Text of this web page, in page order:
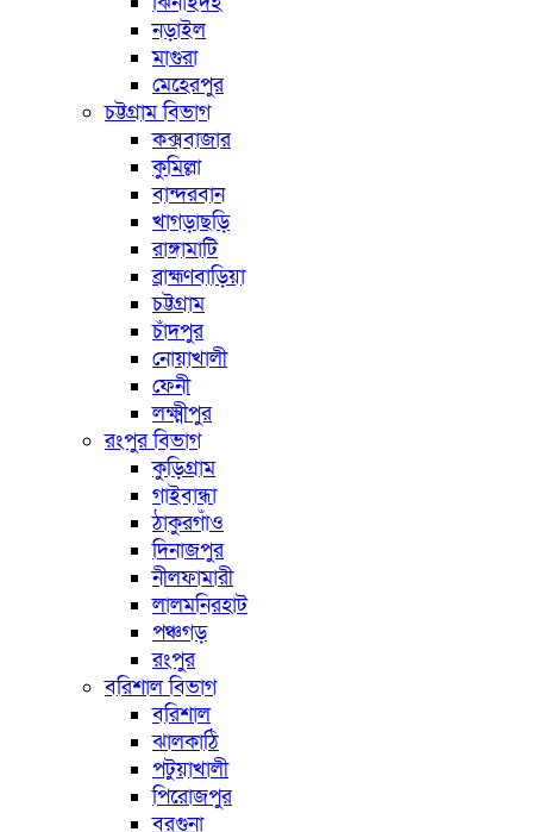
নড়াইল
মাগুরা
মেহেরপুর
চট্টগ্রাম বিভাগ
কক্সবাজার
কুমিল্লা
বান্দরবান
খাগড়াছড়ি
রাঙ্গামাটি
ব্রাহ্মণবাড়িয়া
চট্টগ্রাম
চাঁদপুর
নোয়াখালী
ফেনী
লক্ষ্মীপুর
রংপুর বিভাগ
কুড়িগ্রাম
গাইবান্ধা
ঠাকুরগাঁও
দিনাজপুর
নীলফামারী
লালমনিরহাট
পঞ্চগড়
রংপুর
বরিশাল বিভাগ
বরিশাল
ঝালকাঠি
পটুয়াখালী
পিরোজপুর
বরগুনা